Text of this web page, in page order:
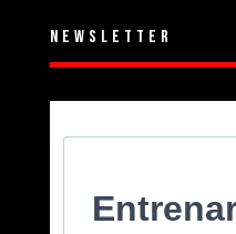
Newsletter